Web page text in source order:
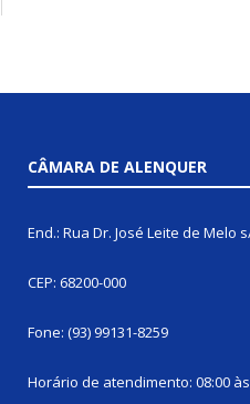
CÂMARA DE ALENQUER
End.: Rua Dr. José Leite de Melo
CEP: 68200-000
Fone: (93) 99131-8259
Horário de atendimento: 08:00